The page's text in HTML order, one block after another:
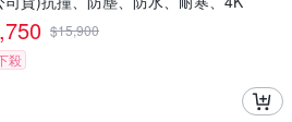
$15,900
殺